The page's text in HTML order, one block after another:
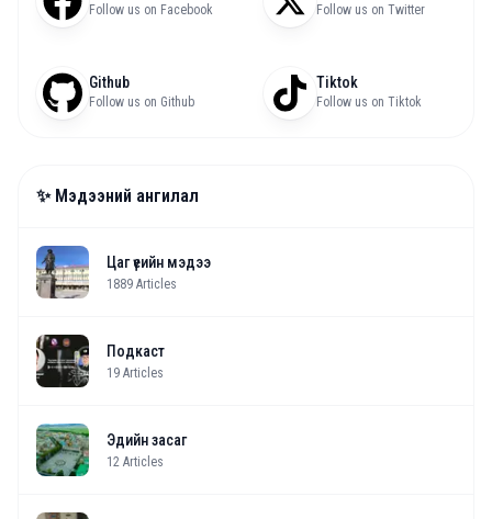
Follow us on Facebook Follow us on Twitter
Github
Follow us on Github
Tiktok
Follow us on Tiktok
✨ Мэдээний ангилал
Цаг үеийн мэдээ
1889 Articles
Подкаст
19 Articles
Эдийн засаг
12 Articles